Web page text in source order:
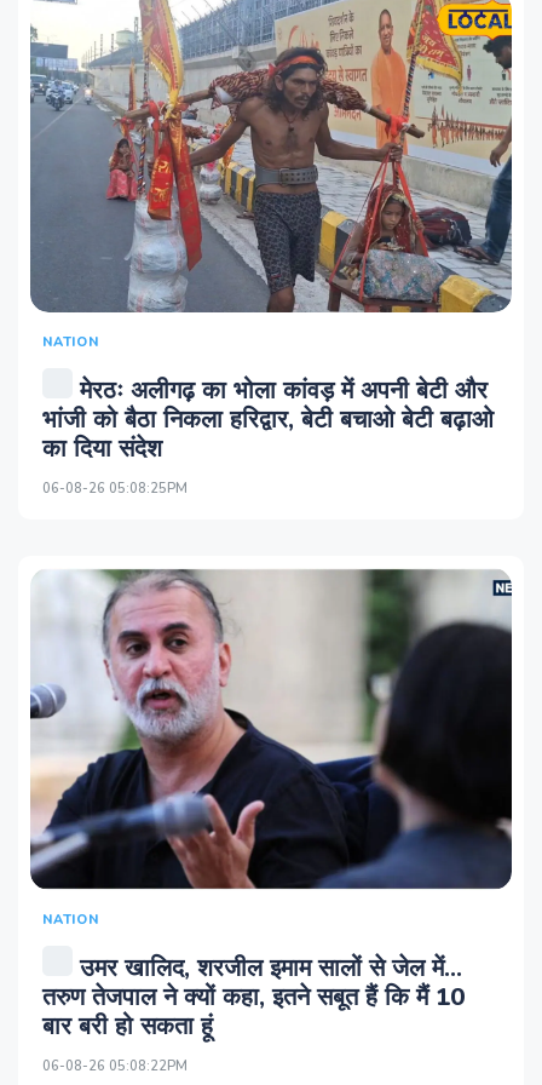
NATION
मेरठः अलीगढ़ का भोला कांवड़ में अपनी बेटी और
भांजी को बैठा निकला हरिद्वार, बेटी बचाओ बेटी बढ़ाओ
का दिया संदेश
06-08-26 05:08:25PM
NATION
उमर खालिद, शरजील इमाम सालों से जेल में...
तरुण तेजपाल ने क्यों कहा, इतने सबूत हैं कि मैं 10
बार बरी हो सकता हूं
06-08-26 05:08:22PM